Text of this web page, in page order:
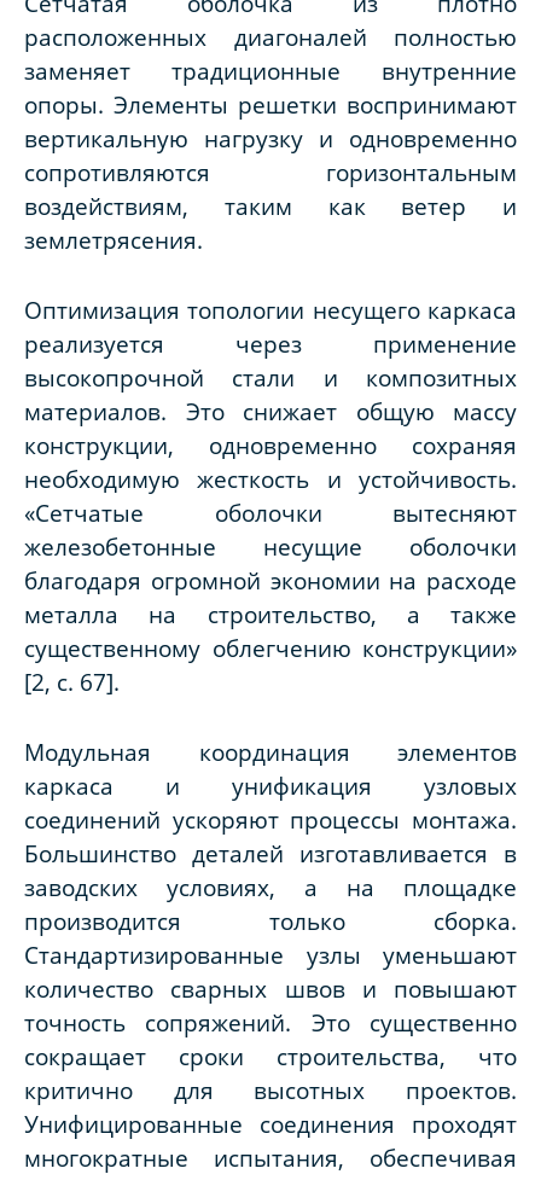
расположенных диагоналей полностью
заменяет традиционные внутренние
опоры. Элементы решетки воспринимают
вертикальную нагрузку и одновременно
сопротивляются горизонтальным
воздействиям, таким как ветер и
землетрясения.
Оптимизация топологии несущего каркаса
реализуется через применение
высокопрочной стали и композитных
материалов. Это снижает общую массу
конструкции, одновременно сохраняя
необходимую жесткость и устойчивость.
«Сетчатые оболочки вытесняют
железобетонные несущие оболочки
благодаря огромной экономии на расходе
металла на строительство, а также
существенному облегчению конструкции»
[2, c. 67].
Модульная координация элементов
каркаса и унификация узловых
соединений ускоряют процессы монтажа.
Большинство деталей изготавливается в
заводских условиях, а на площадке
производится только сборка.
Стандартизированные узлы уменьшают
количество сварных швов и повышают
точность сопряжений. Это существенно
сокращает сроки строительства, что
критично для высотных проектов.
Унифицированные соединения проходят
многократные испытания, обеспечивая